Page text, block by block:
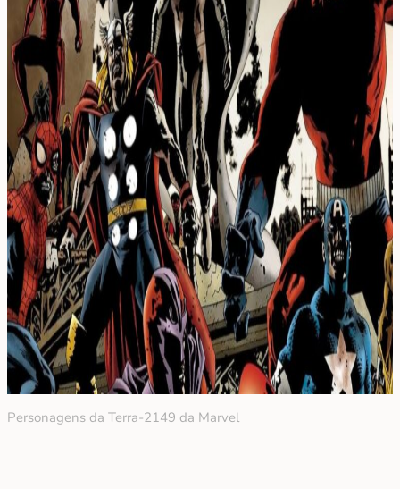
Personagens da Terra-2149 da Marvel